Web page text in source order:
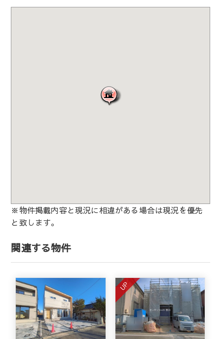
※物件掲載内容と現況に相違がある場合は現況を優先
と致します。
関連する物件
UP